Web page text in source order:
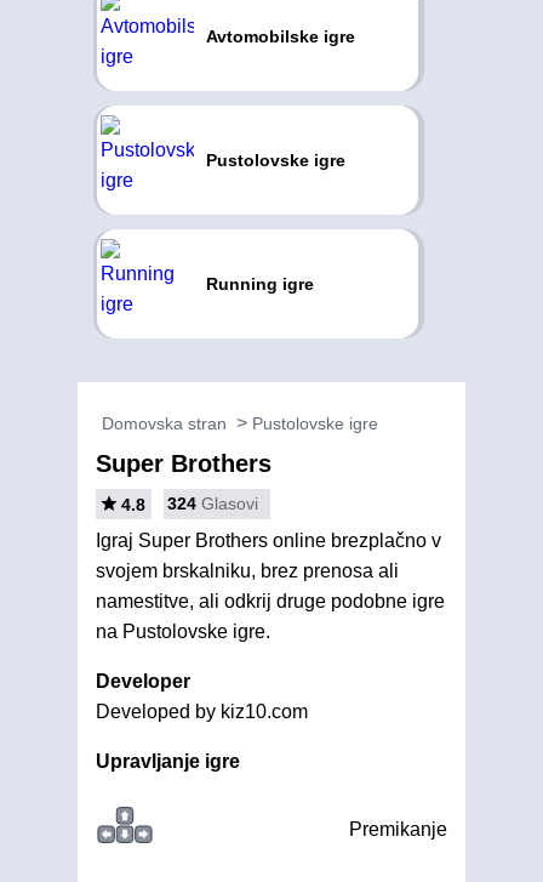
Avtomobilske igre
Pustolovske igre
Running igre
Domovska stran Pustolovske igre
Super Brothers
4.8 324 Glasovi
Igraj Super Brothers online brezplačno v
svojem brskalniku, brez prenosa ali
namestitve, ali odkrij druge podobne igre
na Pustolovske igre.
Developer
Developed by kiz10.com
Upravljanje igre
Premikanje